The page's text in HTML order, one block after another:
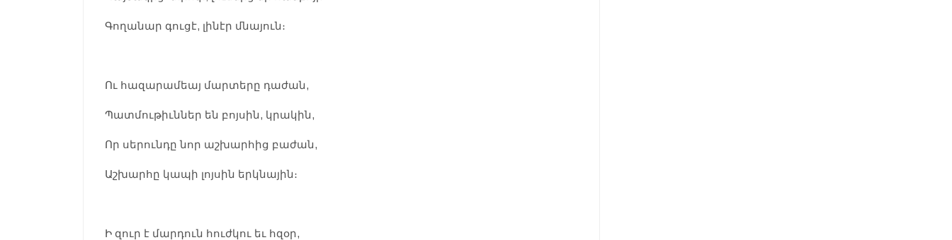
Գողանար գուցէ, լինէր մնայուն։
Ու հազարամեայ մարտերը դաժան,
Պատմութիւններ են բոյսին, կրակին,
Որ սերունդը նոր աշխարհից բաժան,
Աշխարհը կապի լոյսին երկնային։
Ի զուր է մարդուն հուժկու եւ հզօր,